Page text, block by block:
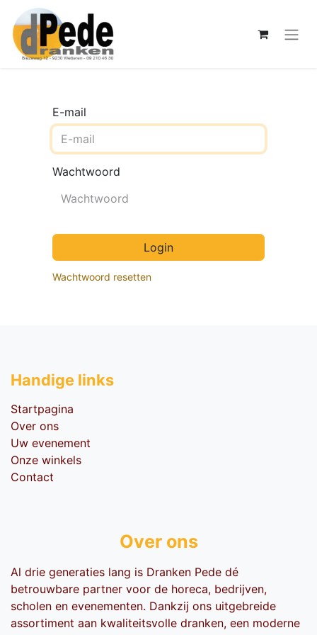
E-mail
Wachtwoord
Login
Wachtwoord resetten
Handige li​nks
Startpagina
Over ons
Uw evenement
Onze winkels
Contact
Over ons
Al drie generaties lang is Dranken Pede dé
betrouwbare partner voor de horeca, bedrijven,
scholen en evenementen. Dankzij ons uitgebreide
assortiment aan kwaliteitsvolle dranken, een moderne